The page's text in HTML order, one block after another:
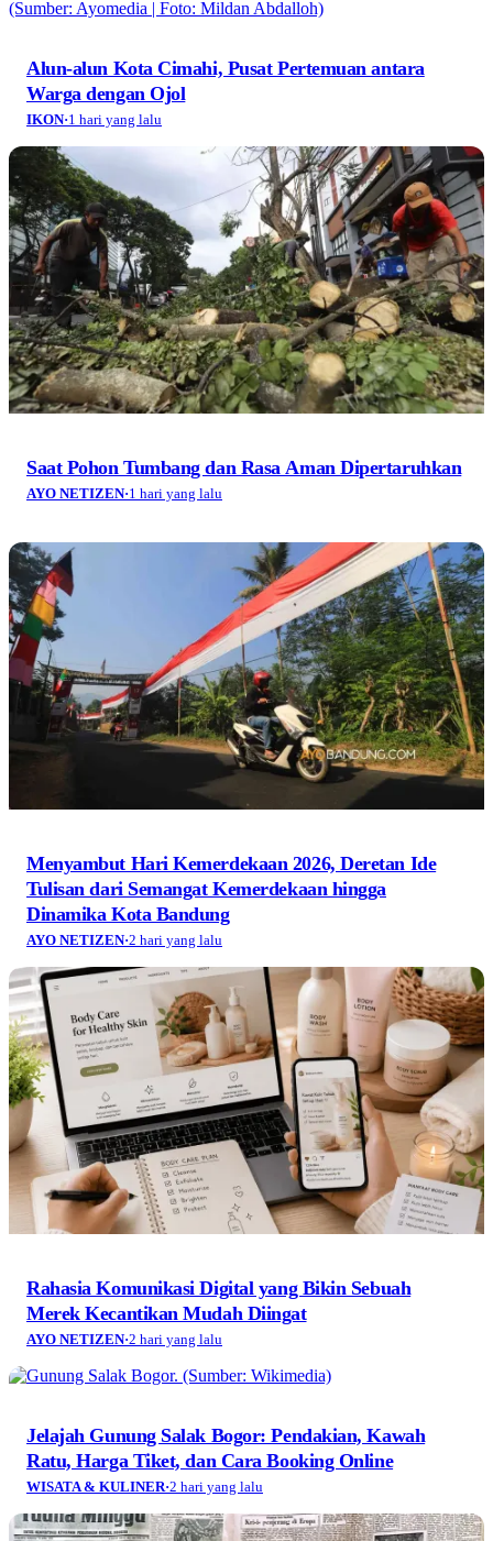
Alun-alun Kota Cimahi, Pusat Pertemuan antara
Warga dengan Ojol
IKON·1 hari yang lalu
Saat Pohon Tumbang dan Rasa Aman Dipertaruhkan
AYO NETIZEN·1 hari yang lalu
Menyambut Hari Kemerdekaan 2026, Deretan Ide
Tulisan dari Semangat Kemerdekaan hingga
Dinamika Kota Bandung
AYO NETIZEN·2 hari yang lalu
Rahasia Komunikasi Digital yang Bikin Sebuah
Merek Kecantikan Mudah Diingat
AYO NETIZEN·2 hari yang lalu
Jelajah Gunung Salak Bogor: Pendakian, Kawah
Ratu, Harga Tiket, dan Cara Booking Online
WISATA & KULINER·2 hari yang lalu